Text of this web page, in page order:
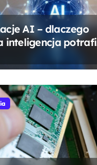
AI – dlaczego
inteligencja potrafi